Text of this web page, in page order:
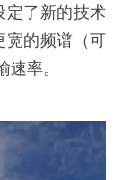
定了新的技术
宽的频谱（可
速率。